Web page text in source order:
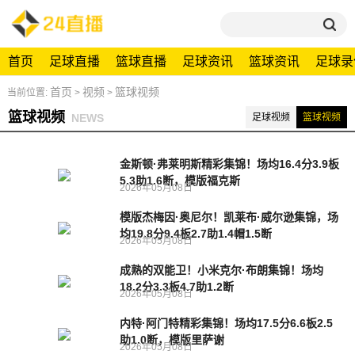
首页 足球直播 篮球直播 足球资讯 篮球资讯 足球
当前位置: 首页 > 视频 > 篮球视频
篮球视频 NEWS 足球视频 篮球视频
金斯顿·弗莱明斯精彩集锦！场均16.4分3.9板
5.3助1.6断，模版福克斯
2026年05月08日
模版杰梅因·奥尼尔！凯莱布·威尔逊集锦，场
均19.8分9.4板2.7助1.4帽1.5断
2026年05月08日
成熟的双能卫！小米克尔·布朗集锦！场均
18.2分3.3板4.7助1.2断
2026年05月08日
内特·阿门特精彩集锦！场均17.5分6.6板2.5
助1.0断，模版里萨谢
2026年05月08日